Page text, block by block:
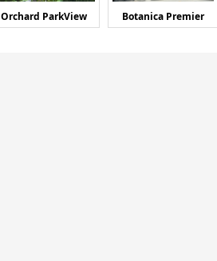
Orchard ParkView Botanica Premier